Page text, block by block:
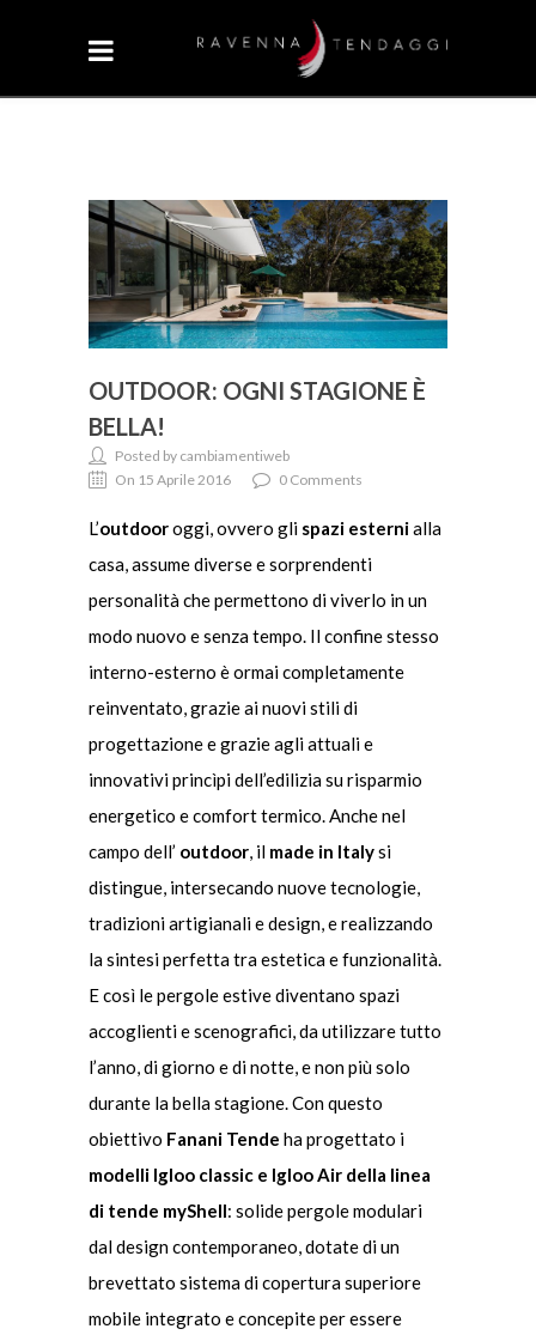
OUTDOOR: OGNI STAGIONE È
BELLA!
Posted by cambiamentiweb
On 15 Aprile 2016
0 Comments
L’outdooroggi, ovvero gli spazi esternialla
casa, assume diverse e sorprendenti
personalità che permettono di viverlo in un
modo nuovo e senza tempo. Il confine stesso
interno-esterno è ormai completamente
reinventato, grazie ai nuovi stili di
progettazione e grazie agli attuali e
innovativi princìpi dell’edilizia su risparmio
energetico e comfort termico. Anche nel
campo dell’ outdoor, il made in Italysi
distingue, intersecando nuove tecnologie,
tradizioni artigianali e design, e realizzando
la sintesi perfetta tra estetica e funzionalità.
E così le pergole estive diventano spazi
accoglienti e scenografici, da utilizzare tutto
l’anno, di giorno e di notte, e non più solo
durante la bella stagione. Con questo
obiettivo Fanani Tende ha progettato i
modelli Igloo classic e Igloo Air della linea
di tende myShell: solide pergole modulari
dal design contemporaneo, dotate di un
brevettato sistema di copertura superiore
mobile integrato e concepite per essere